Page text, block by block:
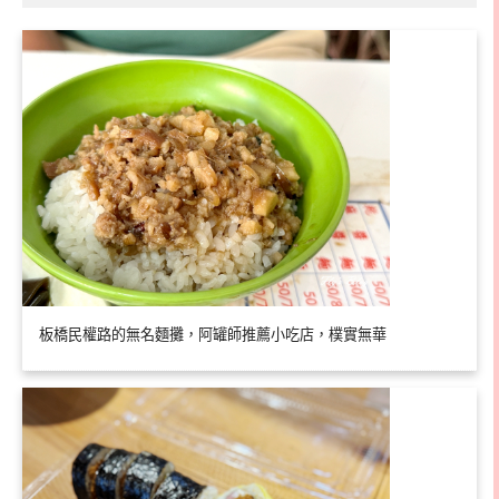
板橋民權路的無名麵攤，阿罐師推薦小吃店，樸實無華